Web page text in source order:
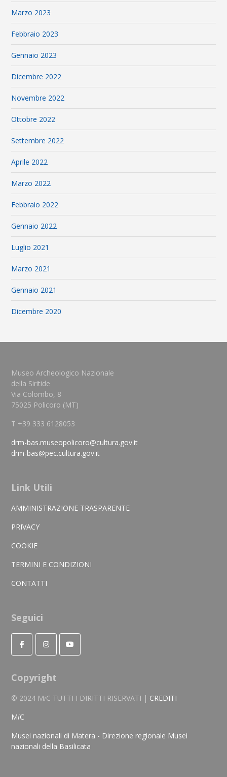
Marzo 2023
Febbraio 2023
Gennaio 2023
Dicembre 2022
Novembre 2022
Ottobre 2022
Settembre 2022
Aprile 2022
Marzo 2022
Febbraio 2022
Gennaio 2022
Luglio 2021
Marzo 2021
Gennaio 2021
Dicembre 2020
Museo Archeologico Nazionale
della Siritide
Via Colombo, 8
75025 Policoro (MT)
T +39 333 6128053
drm-bas.museopolicoro@cultura.gov.it
drm-bas@pec.cultura.gov.it
Link Utili
AMMINISTRAZIONE TRASPARENTE
PRIVACY
COOKIE
TERMINI E CONDIZIONI
CONTATTI
Seguici
Copyright
© 2024 MiC TUTTI I DIRITTI RISERVATI | CREDITI
MiC
Musei nazionali di Matera - Direzione regionale Musei
nazionali della Basilicata